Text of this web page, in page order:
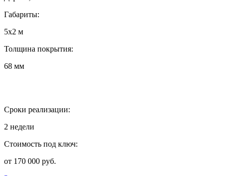
Габариты:
5х2 м
Толщина покрытия:
68 мм
Сроки реализации:
2 недели
Стоимость под ключ:
от 170 000 руб.